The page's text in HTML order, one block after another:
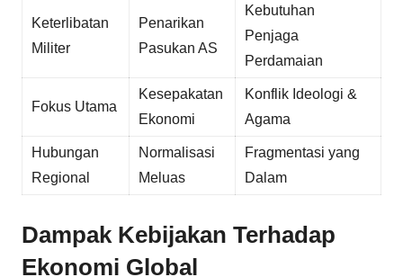
Keterlibatan
Militer
Penarikan
Pasukan AS
Kebutuhan
Penjaga
Perdamaian
Fokus Utama
Kesepakatan
Ekonomi
Konflik Ideologi &
Agama
Hubungan
Regional
Normalisasi
Meluas
Fragmentasi yang
Dalam
Dampak Kebijakan Terhadap
Ekonomi Global